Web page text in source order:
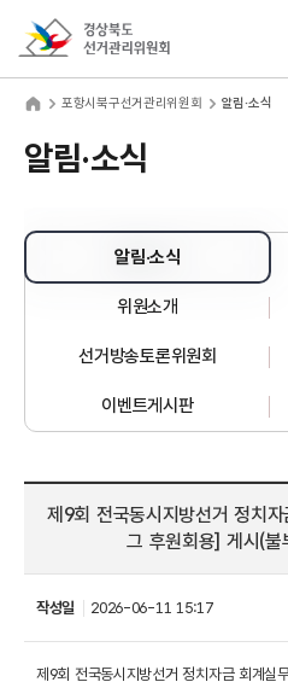
포항시북구선거관리위원회 알림·소식
알림·소식
알림·소식
위원소개
선거방송토론위원회
이벤트게시판
제9회 전국동시지방선거 정치
그 후원회용] 게시(불
작성일 2026-06-11 15:17
제9회 전국동시지방선거 정치자금 회계실